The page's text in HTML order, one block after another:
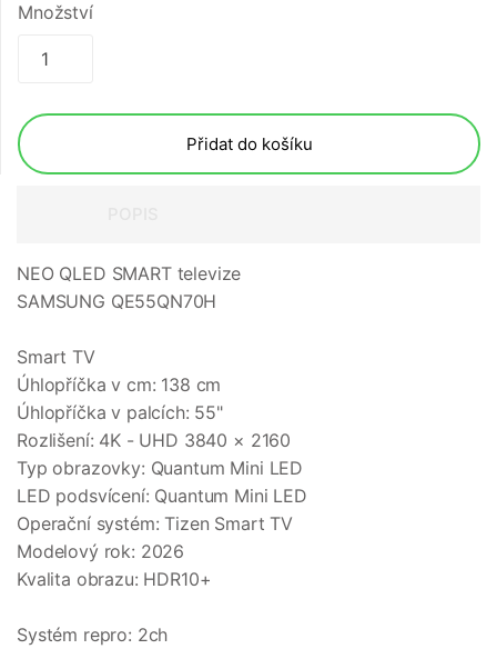
Množství
Přidat do košíku
NEO QLED SMART televize
SAMSUNG QE55QN70H
Smart TV
Úhlopříčka v cm: 138 cm
Úhlopříčka v palcích: 55"
Rozlišení: 4K - UHD 3840 × 2160
Typ obrazovky: Quantum Mini LED
LED podsvícení: Quantum Mini LED
Operační systém: Tizen Smart TV
Modelový rok: 2026
Kvalita obrazu: HDR10+
Systém repro: 2ch